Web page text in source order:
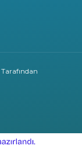
Tarafından